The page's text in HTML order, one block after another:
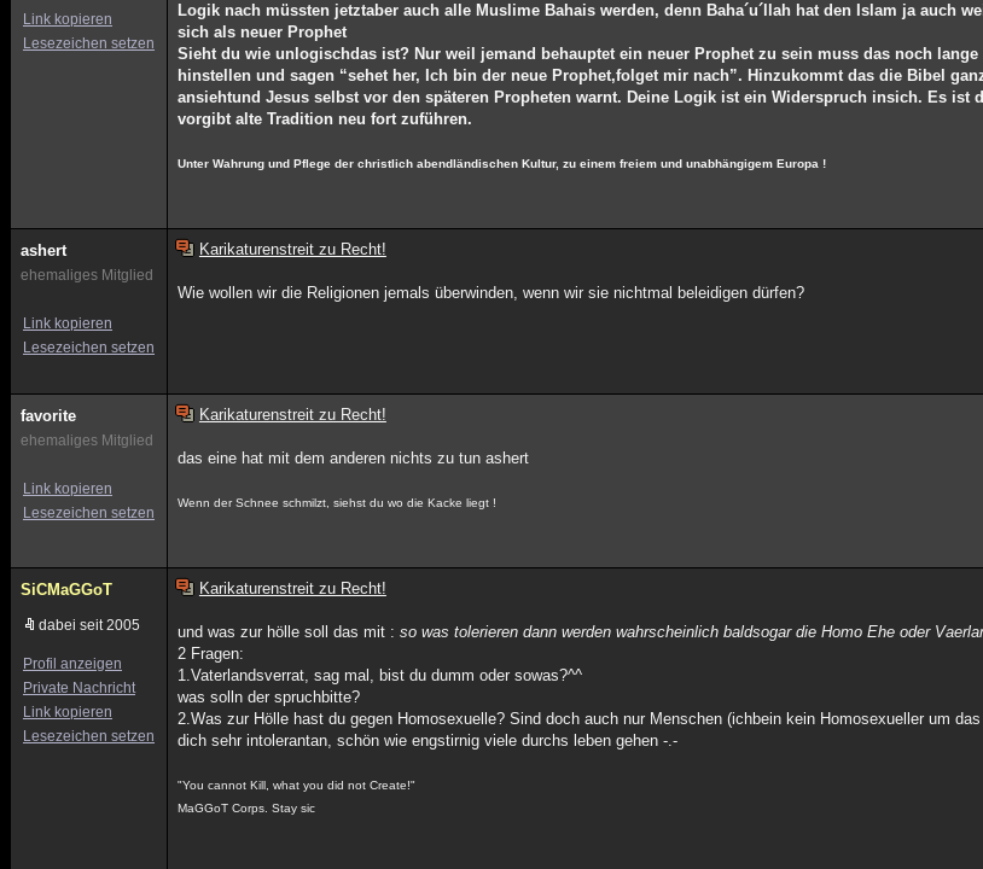
Link kopieren
Lesezeichen setzen
Logik nach müssten jetztaber auch alle Muslime Bahais werden, denn Baha´u´llah hat den Islam ja auch
sich als neuer Prophet
Sieht du wie unlogischdas ist? Nur weil jemand behauptet ein neuer Prophet zu sein muss das noch
hinstellen und sagen “sehet her, Ich bin der neue Prophet,folget mir nach”. Hinzukommt das die Bibel
ansiehtund Jesus selbst vor den späteren Propheten warnt. Deine Logik ist ein Widerspruch insich. Es ist
vorgibt alte Tradition neu fort zuführen.
Unter Wahrung und Pflege der christlich abendländischen Kultur, zu einem freiem und unabhängigem Europa !
ashert
ehemaliges Mitglied
Link kopieren
Lesezeichen setzen
Karikaturenstreit zu Recht!
Wie wollen wir die Religionen jemals überwinden, wenn wir sie nichtmal beleidigen dürfen?
favorite
ehemaliges Mitglied
Link kopieren
Lesezeichen setzen
Karikaturenstreit zu Recht!
das eine hat mit dem anderen nichts zu tun ashert
Wenn der Schnee schmilzt, siehst du wo die Kacke liegt !
SiCMaGGoT
dabei seit 2005
Profil anzeigen
Private Nachricht
Link kopieren
Lesezeichen setzen
Karikaturenstreit zu Recht!
und was zur hölle soll das mit :so was tolerieren dann werden wahrscheinlich baldsogar die Homo Ehe oder
2 Fragen:
1.Vaterlandsverrat, sag mal, bist du dumm oder sowas?^^
was solln der spruchbitte?
2.Was zur Hölle hast du gegen Homosexuelle? Sind doch auch nur Menschen (ichbein kein Homosexueller um
dich sehr intolerantan, schön wie engstirnig viele durchs leben gehen -.-
"You cannot Kill, what you did not Create!"
MaGGoT Corps. Stay sic